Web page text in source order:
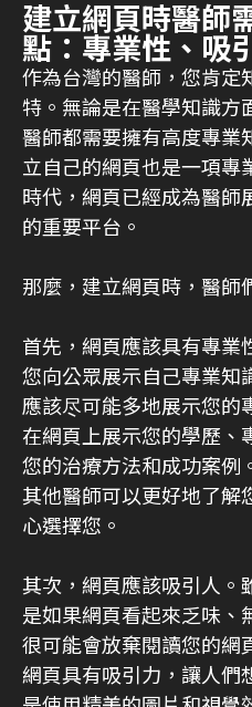
建立網頁時醫師
點：專業性、吸
作為台灣的醫師，您肯定
特。無論是在醫學知識方
醫師都需要擁有高度專業
立自己的網頁也是一項專
時代，網頁已經成為醫師
的重要平台。
那麼，建立網頁時，醫師
首先，網頁應該具有專業
您向公眾展示自己專業知
應該尽可能多地展示您的
在網頁上展示您的學歷、
您的治療方法和成功案例
其他醫師可以更好地了解
心選擇您。
其次，網頁應該吸引人。
是如果網頁看起來乏味、
很可能會放棄閱讀您的網
網頁具有吸引力，讓人們